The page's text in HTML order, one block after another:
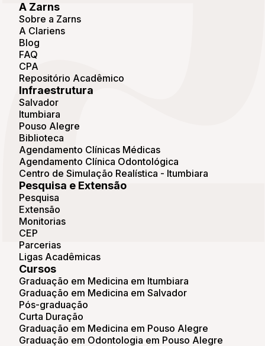
A Zarns
Sobre a Zarns
A Clariens
Blog
FAQ
CPA
Repositório Acadêmico
Infraestrutura
Salvador
Itumbiara
Pouso Alegre
Biblioteca
Agendamento Clínicas Médicas
Agendamento Clínica Odontológica
Centro de Simulação Realística - Itumbiara
Pesquisa e Extensão
Pesquisa
Extensão
Monitorias
CEP
Parcerias
Ligas Acadêmicas
Cursos
Graduação em Medicina em Itumbiara
Graduação em Medicina em Salvador
Pós-graduação
Curta Duração
Graduação em Medicina em Pouso Alegre
Graduação em Odontologia em Pouso Alegre